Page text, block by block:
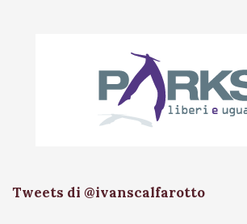
Tweets di @ivanscalfarotto